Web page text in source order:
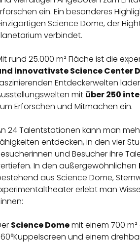
ein. Ein besonderes
Science Dome, der
verbindet.
rund 25.000 m² Fläche ist die
innovativste Science Center
Entdeckerwelten
mit über 250
Erforschen und Mitmachen ein.
24 Talentstationen kann man
entdecken, in den vier
und Besucher ihre
In den außergewöhnlichen
aus Science Dome,
erlebt man
Science Domemit einem 700
und einem